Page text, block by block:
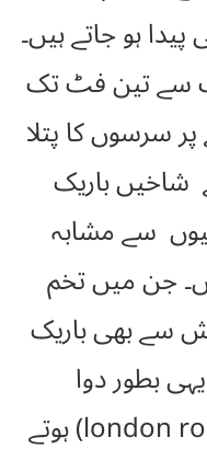
ہو جاتے ہیں۔
سے تین فٹ تک
پر سرسوں کا پتلا
شاخیں باریک
سے مشابہ
جن میں تخم
سے بھی باریک
بطور دوا
استعمال (london rocket benefits) ہوتے